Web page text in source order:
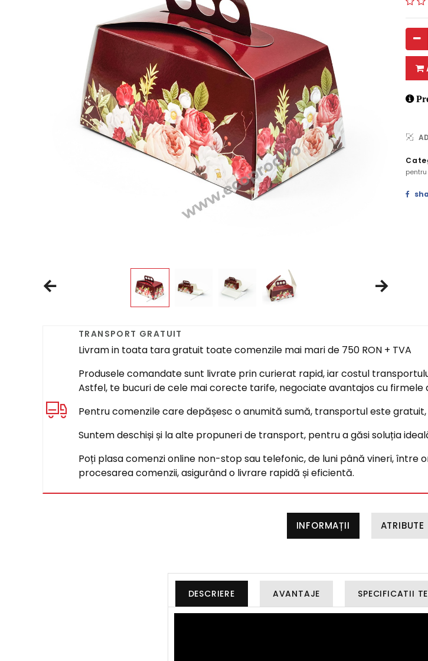
pentru
TRANSPORT GRATUIT
Livram in toata tara gratuit toate comenzile mai mari de 750 RON + TVA
Produsele comandate sunt livrate prin curierat rapid, iar costul
Astfel, te bucuri de cele mai corecte tarife, negociate avantajos cu firmele
Pentru comenzile care depășesc o anumită sumă, transportul este
Suntem deschiși și la alte propuneri de transport, pentru a găsi soluția
Poți plasa comenzi online non-stop sau telefonic, de luni până vineri, între
procesarea comenzii, asigurând o livrare rapidă și eficientă.
INFORMAȚII ATRIBUTE
DESCRIERE AVANTAJE SPECIFICATII